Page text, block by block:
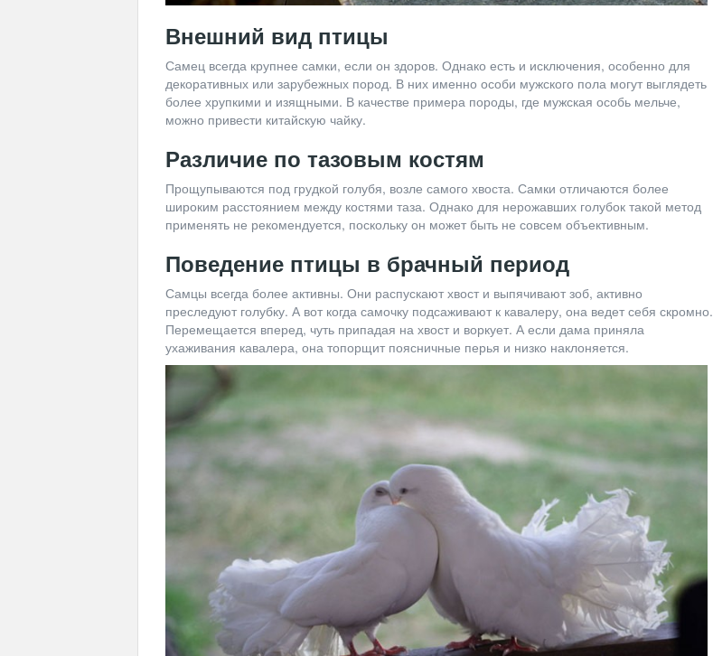
Внешний вид птицы
Самец всегда крупнее самки, если он здоров. Однако есть и исключения, особенно для
декоративных или зарубежных пород. В них именно особи мужского пола могут выглядеть
более хрупкими и изящными. В качестве примера породы, где мужская особь мельче,
можно привести китайскую чайку.
Различие по тазовым костям
Прощупываются под грудкой голубя, возле самого хвоста. Самки отличаются более
широким расстоянием между костями таза. Однако для нерожавших голубок такой метод
применять не рекомендуется, поскольку он может быть не совсем объективным.
Поведение птицы в брачный период
Самцы всегда более активны. Они распускают хвост и выпячивают зоб, активно
преследуют голубку. А вот когда самочку подсаживают к кавалеру, она ведет себя скромно.
Перемещается вперед, чуть припадая на хвост и воркует. А если дама приняла
ухаживания кавалера, она топорщит поясничные перья и низко наклоняется.